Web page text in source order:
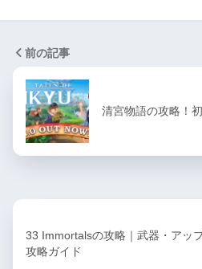
前の記事
清宮物語の攻略！
33 Immortalsの攻略｜武器・アッ
攻略ガイド